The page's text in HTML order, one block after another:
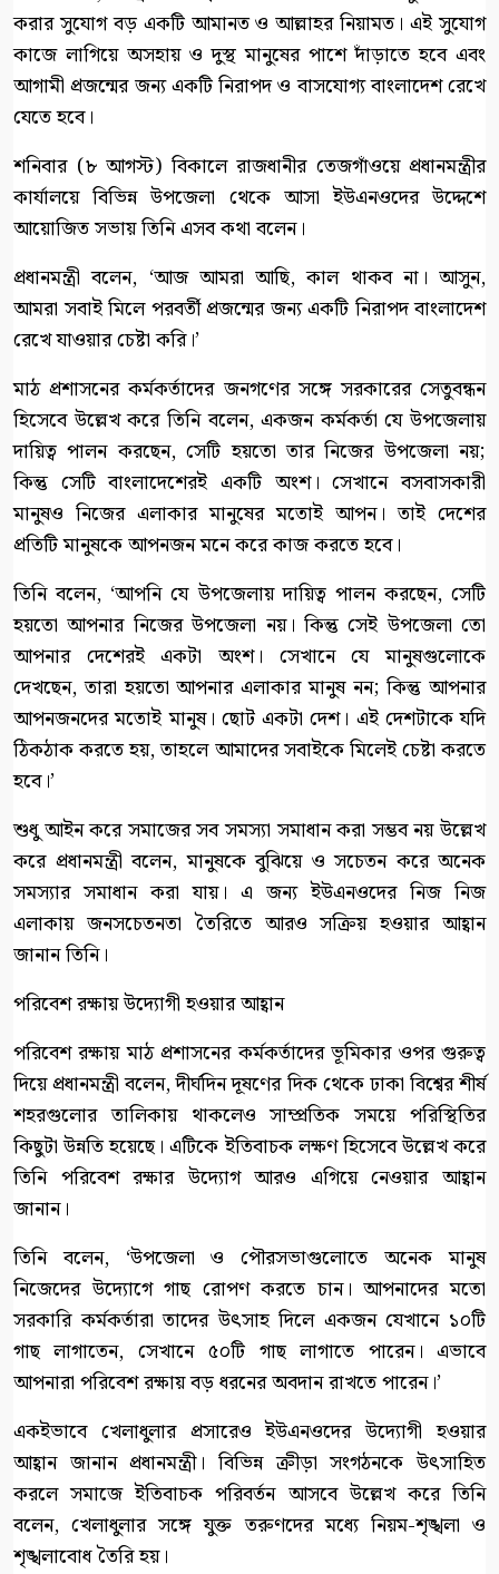
করার সুযোগ বড় একটি আমানত ও আল্লাহর নিয়ামত। এই সুযোগ
কাজে লাগিয়ে অসহায় ও দুস্থ মানুষের পাশে দাঁড়াতে হবে এবং
আগামী প্রজন্মের জন্য একটি নিরাপদ ও বাসযোগ্য বাংলাদেশ রেখে
যেতে হবে।
শনিবার (৮ আগস্ট) বিকালে রাজধানীর তেজগাঁওয়ে প্রধানমন্ত্রীর
কার্যালয়ে বিভিন্ন উপজেলা থেকে আসা ইউএনওদের উদ্দেশে
আয়োজিত সভায় তিনি এসব কথা বলেন।
প্রধানমন্ত্রী বলেন, ‘আজ আমরা আছি, কাল থাকব না। আসুন,
আমরা সবাই মিলে পরবর্তী প্রজন্মের জন্য একটি নিরাপদ বাংলাদেশ
রেখে যাওয়ার চেষ্টা করি।’
মাঠ প্রশাসনের কর্মকর্তাদের জনগণের সঙ্গে সরকারের সেতুবন্ধন
হিসেবে উল্লেখ করে তিনি বলেন, একজন কর্মকর্তা যে উপজেলায়
দায়িত্ব পালন করছেন, সেটি হয়তো তার নিজের উপজেলা নয়;
কিন্তু সেটি বাংলাদেশেরই একটি অংশ। সেখানে বসবাসকারী
মানুষও নিজের এলাকার মানুষের মতোই আপন। তাই দেশের
প্রতিটি মানুষকে আপনজন মনে করে কাজ করতে হবে।
তিনি বলেন, ‘আপনি যে উপজেলায় দায়িত্ব পালন করছেন, সেটি
হয়তো আপনার নিজের উপজেলা নয়। কিন্তু সেই উপজেলা তো
আপনার দেশেরই একটা অংশ। সেখানে যে মানুষগুলোকে
দেখছেন, তারা হয়তো আপনার এলাকার মানুষ নন; কিন্তু আপনার
আপনজনদের মতোই মানুষ। ছোট একটা দেশ। এই দেশটাকে যদি
ঠিকঠাক করতে হয়, তাহলে আমাদের সবাইকে মিলেই চেষ্টা করতে
হবে।’
শুধু আইন করে সমাজের সব সমস্যা সমাধান করা সম্ভব নয় উল্লেখ
করে প্রধানমন্ত্রী বলেন, মানুষকে বুঝিয়ে ও সচেতন করে অনেক
সমস্যার সমাধান করা যায়। এ জন্য ইউএনওদের নিজ নিজ
এলাকায় জনসচেতনতা তৈরিতে আরও সক্রিয় হওয়ার আহ্বান
জানান তিনি।
পরিবেশ রক্ষায় উদ্যোগী হওয়ার আহ্বান
পরিবেশ রক্ষায় মাঠ প্রশাসনের কর্মকর্তাদের ভূমিকার ওপর গুরুত্ব
দিয়ে প্রধানমন্ত্রী বলেন, দীর্ঘদিন দূষণের দিক থেকে ঢাকা বিশ্বের শীর্ষ
শহরগুলোর তালিকায় থাকলেও সাম্প্রতিক সময়ে পরিস্থিতির
কিছুটা উন্নতি হয়েছে। এটিকে ইতিবাচক লক্ষণ হিসেবে উল্লেখ করে
তিনি পরিবেশ রক্ষার উদ্যোগ আরও এগিয়ে নেওয়ার আহ্বান
জানান।
তিনি বলেন, ‘উপজেলা ও পৌরসভাগুলোতে অনেক মানুষ
নিজেদের উদ্যোগে গাছ রোপণ করতে চান। আপনাদের মতো
সরকারি কর্মকর্তারা তাদের উৎসাহ দিলে একজন যেখানে ১০টি
গাছ লাগাতেন, সেখানে ৫০টি গাছ লাগাতে পারেন। এভাবে
আপনারা পরিবেশ রক্ষায় বড় ধরনের অবদান রাখতে পারেন।’
একইভাবে খেলাধুলার প্রসারেও ইউএনওদের উদ্যোগী হওয়ার
আহ্বান জানান প্রধানমন্ত্রী। বিভিন্ন ক্রীড়া সংগঠনকে উৎসাহিত
করলে সমাজে ইতিবাচক পরিবর্তন আসবে উল্লেখ করে তিনি
বলেন, খেলাধুলার সঙ্গে যুক্ত তরুণদের মধ্যে নিয়ম-শৃঙ্খলা ও
শৃঙ্খলাবোধ তৈরি হয়।